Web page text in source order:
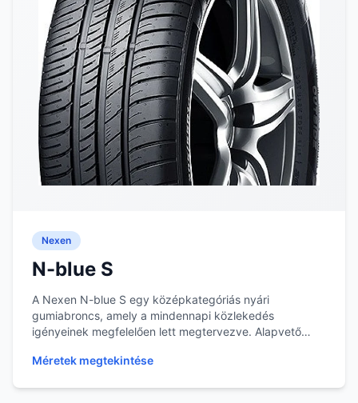
Nexen
N-blue S
A Nexen N-blue S egy középkategóriás nyári
gumiabroncs, amely a mindennapi közlekedés
igényeinek megfelelően lett megtervezve. Alapvető
Méretek megtekintése